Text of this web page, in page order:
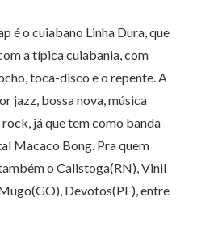
é o cuiabano Linha Dura, que
a típica cuiabania, com
toca-disco e o repente. A
jazz, bossa nova, música
já que tem como banda
Macaco Bong. Pra quem
o Calistoga(RN), Vinil
Devotos(PE), entre